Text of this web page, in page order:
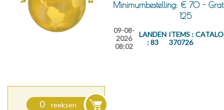
Minimumbestelling: € 70 -
125
09-08-
2026
08:02
LANDEN
: 83
ITEMS :
370726
0 reeksen